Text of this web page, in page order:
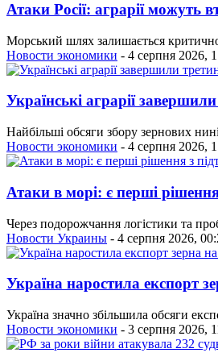
Атаки Росії: аграрії можуть
Морський шлях залишається
Новости экономики - 4 серпня 2026,
Українські аграрії
Найбільші обсяги збору зернових
Новости экономики - 4 серпня 2026,
Атаки в морі: є перші
Через подорожчання логістики та
Новости Украины - 4 серпня 2026,
Україна наростила експорт
Україна значно збільшила обсяги
Новости экономики - 3 серпня 2026,